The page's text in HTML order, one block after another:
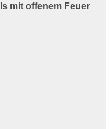
mit offenem Feuer